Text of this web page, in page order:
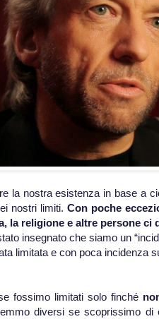
la nostra esistenza in base a
nostri limiti. Con poche
la religione e altre persone ci
insegnato che siamo un
limitata e con poca incidenza
fossimo limitati solo finché
diversi se scoprissimo